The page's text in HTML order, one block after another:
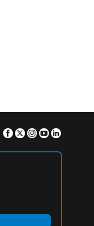
Facebook
TwitterInstagram
Youtube